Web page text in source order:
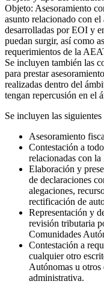
Objeto: Asesoramiento
asunto relacionado con
desarrolladas por EOI y
puedan surgir, así como
requerimientos de la
Se incluyen también las
para prestar
realizadas dentro del
tengan repercusión en el
Se incluyen las siguientes
Asesoramiento
Contestación a
relacionadas con
Elaboración y
de declaraciones
alegaciones,
rectificación de
Representación y
revisión tributaria
Comunidades
Contestación a
cualquier otro
Autónomas u
administrativa.